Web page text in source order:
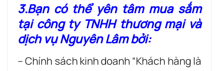
3.Bạn có thể yên tâm mua sắm
tại công ty TNHH thương mại và
dịch vụ Nguyên Lâm bởi:
– Chính sách kinh doanh “Khách hàng là